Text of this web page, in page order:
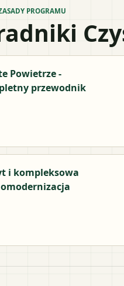
PROGRAMU
Powietrze -
przewodnik
i kompleksowa